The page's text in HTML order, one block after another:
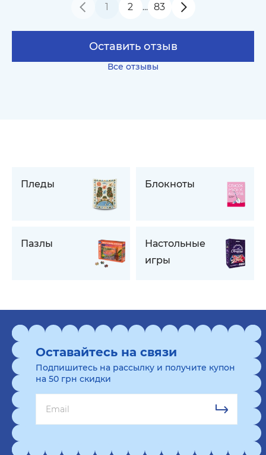
Все отзывы
Оставить отзыв
1 2 … 83
Пледы Блокноты
Пазлы
Настольные
игры
Оставайтесь на связи
Подпишитесь на рассылку и получите купон
на 50 грн скидки